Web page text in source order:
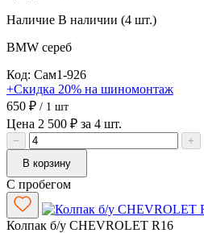
Наличие В наличии (4 шт.)
BMW сереб
Код: Сам1-926
+Скидка 20% на шиномонтаж
650 ₽ / 1 шт
Цена 2 500 ₽ за 4 шт.
−
+
В корзину
С пробегом
Колпак б/у CHEVROLET R16